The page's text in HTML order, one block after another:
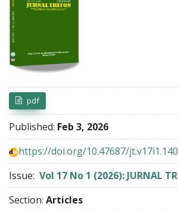
Article Sidebar
pdf
Published: Feb 3, 2026
https://doi.org/10.47687/
Issue: Vol 17 No 1 (2026): JURNAL
Section: Articles